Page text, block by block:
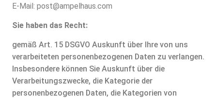
E-Mail: post@ampelhaus.com
Sie haben das Recht:
gemäß Art. 15 DSGVO Auskunft über Ihre von uns
verarbeiteten personenbezogenen Daten zu verlangen.
Insbesondere können Sie Auskunft über die
Verarbeitungszwecke, die Kategorie der
personenbezogenen Daten, die Kategorien von